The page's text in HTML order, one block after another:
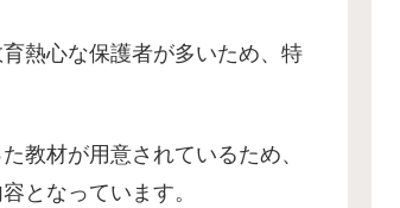
熱心な保護者が多いため、特
教材が用意されているため、
となっています。